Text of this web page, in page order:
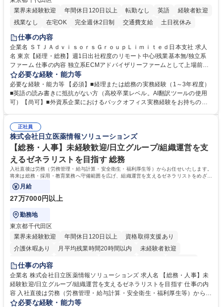
業界未経験歓迎
年間休日120日以上 転勤なし 英語
経験者歓迎
残業なし
在宅OK 完全週休2日制 交通費支給 土日祝休み
仕事の内容
企業名 ＳＴＪＡｄｖｉｓｏｒｓＧｒｏｕｐＬｉｍｉｔｅｄ日本支社 求人
名 東京【経理・総務】週1日出社程度のリモート中心/残業基本無/独立系
ファーム 仕事の内容 独立系ECMアドバイザリーファームとして上場前後
の資本市場戦略を設計する当社にて経理・総務をお任せします。基礎的な
バックオフィス業務からスタートし組織を支える専任担当として広く活躍
できる環境です。 ■日常経理、月次および年次決算サポート業務 ■本国
（グローバル）との英文メール対応（AI翻訳ツール等を使用しての対応で
業務をお任せします。残業も基本的には発生せず、ご自身のペースで業務
を進めやすく定着率の高い環境です。 募集職種 東京【経理・総務】週1日
出社程度のリモート中心/残業基本無/独立系ファーム
必要な経験・能力等
必要な経験・能力等 【必須】■経理または総務の実務経験（1～3年程度）
■英語の読み書きに抵抗がない方（高校卒業レベル。AI翻訳ツールの使用
可）【尚可】■外資系企業におけるバックオフィス実務経験をお持ちの方
【働き方について】現在は週4日程度の在宅勤務を実施しており、ワーク
ライフバランスを重視する方に最適な環境です（フルリモートも面接で相
談可）。【求める人物像】幅広いバックオフィス業務に柔軟に対応でき、
社内外と円滑にコミュニケーションを取りながら業務を推進できる方 学
歴・資格 学歴：大学院 大学 高専 短大 専修学校 高校 語学力： 資格：
正社員
株式会社日立医薬情報ソリューションズ
【総務・人事】未経験歓迎/日立グループ/組織運営を支
えるゼネラリストを目指す 総務
入社直後は労務（労務管理・給与計算・安全衛生・福利厚生等）からお任せいたします。
将来は総務・採用・教育業務へ守備範囲を広げ、組織運営を支えるゼネラリストをめざせ
ます。
月給
27万7000円以上
勤務地
東京都千代田区
業界未経験歓迎
年間休日120日以上
資格取得支援あり
介護休暇あり
月平均残業時間20時間以内
未経験者歓迎
住宅手当あり
育休あり
完全週休2日制 交通費支給 土日祝休み 寮・社宅あり
仕事の内容
企業名 株式会社日立医薬情報ソリューションズ 求人名 【総務・人事】未
経験歓迎/日立グループ/組織運営を支えるゼネラリストを目指す 仕事の内
容 入社直後は労務（労務管理・給与計算・安全衛生・福利厚生等）からお
任せいたします。将来は総務・採用・教育業務へ守備範囲を広げ、組織運
必要な経験・能力等